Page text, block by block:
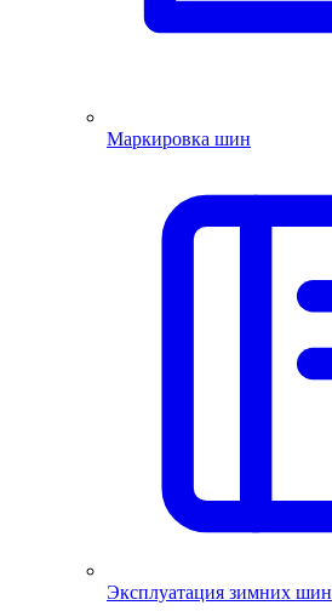
Маркировка шин
Эксплуатация зимних шин